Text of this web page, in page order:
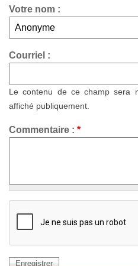
Votre nom :
Courriel :
Le contenu de ce champ sera
affiché publiquement.
Commentaire : *